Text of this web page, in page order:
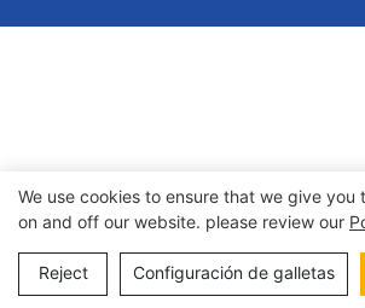
We use cookies to ensure that we give you
on and off our website. please review our
Reject Configuración de galletas